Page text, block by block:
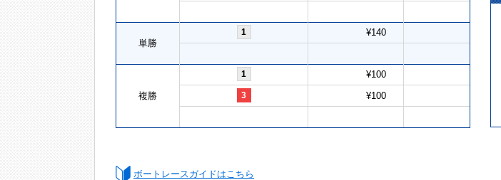
単勝
1 ¥140
複勝
1 ¥100
3 ¥100
ボートレースガイドはこちら